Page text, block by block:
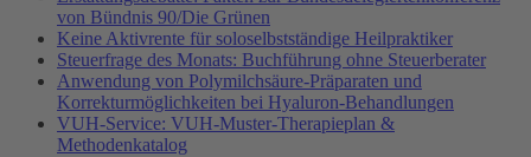
von Bündnis 90/Die Grünen
Keine Aktivrente für soloselbstständige Heilpraktiker
Steuerfrage des Monats: Buchführung ohne Steuerberater
Anwendung von Polymilchsäure-Präparaten und
Korrekturmöglichkeiten bei Hyaluron-Behandlungen
VUH-Service: VUH-Muster-Therapieplan &
Methodenkatalog